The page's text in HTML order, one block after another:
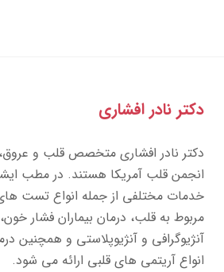
نادر افشاری
نادر افشاری متخصص قلب و عروق، عضو
قلب آمریکا هستند. در مطب ایشان
مختلفی از جمله انواع تست های
به قلب، درمان بیماران فشار خون،
و آنژیوپلاستی و همچنین درمان
آریتمی های قلبی ارائه می شود.